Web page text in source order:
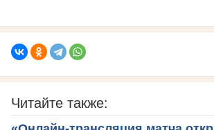
Читайте также: